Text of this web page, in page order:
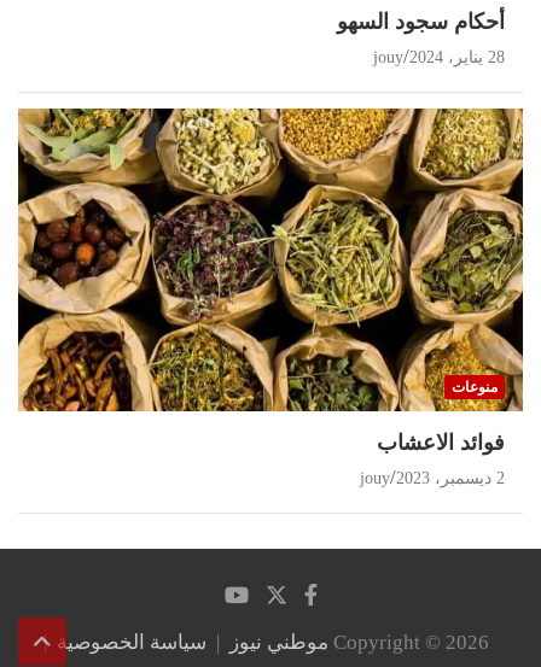
أحكام سجود السهو
28 يناير، 2024 jouy
منوعات
‏فوائد الاعشاب
2 ديسمبر، 2023 jouy
Copyright © 2026 موطني نيوز
سياسة الخصوصية